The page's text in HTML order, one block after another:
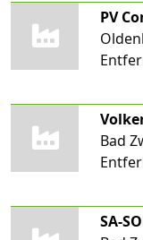
PV
Bad
SA-